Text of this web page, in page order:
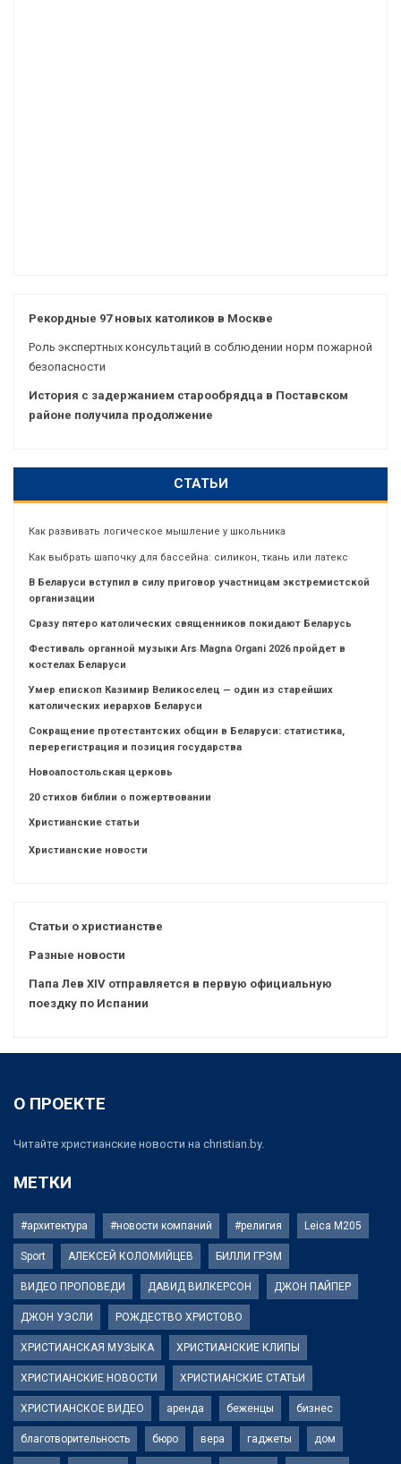
Рекордные 97 новых католиков в Москве
Роль экспертных консультаций в соблюдении норм пожарной
безопасности
История с задержанием старообрядца в Поставском
районе получила продолжение
СТАТЬИ
Как развивать логическое мышление у школьника
Как выбрать шапочку для бассейна: силикон, ткань или латекс
В Беларуси вступил в силу приговор участницам экстремистской
организации
Сразу пятеро католических священников покидают Беларусь
Фестиваль органной музыки Ars Magna Organi 2026 пройдет в
костелах Беларуси
Умер епископ Казимир Великоселец — один из старейших
католических иерархов Беларуси
Сокращение протестантских общин в Беларуси: статистика,
перерегистрация и позиция государства
Новоапостольская церковь
20 стихов библии о пожертвовании
Христианские статьи
Христианские новости
Статьи о христианстве
Разные новости
Папа Лев XIV отправляется в первую официальную
поездку по Испании
О ПРОЕКТЕ
Читайте христианские новости на christian.by.
МЕТКИ
#архитектура #новости компаний #религия Leica M205
Sport АЛЕКСЕЙ КОЛОМИЙЦЕВ БИЛЛИ ГРЭМ
ВИДЕО ПРОПОВЕДИ ДАВИД ВИЛКЕРСОН ДЖОН ПАЙПЕР
ДЖОН УЭСЛИ РОЖДЕСТВО ХРИСТОВО
ХРИСТИАНСКАЯ МУЗЫКА ХРИСТИАНСКИЕ КЛИПЫ
ХРИСТИАНСКИЕ НОВОСТИ ХРИСТИАНСКИЕ СТАТЬИ
ХРИСТИАНСКОЕ ВИДЕО аренда беженцы бизнес
благотворительность бюро вера гаджеты дом